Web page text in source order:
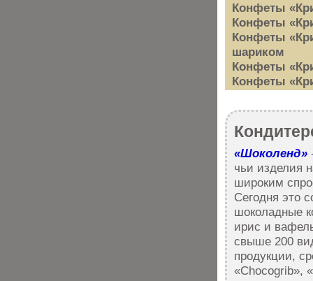
Конфеты
Конфеты
Конфеты
шариком
Конфеты
Конфеты
«Шоколенд»
чьи изделия
широким
Сегодня это
шоколадные
ирис и
свыше 200
продукции,
«Chocogrib»,